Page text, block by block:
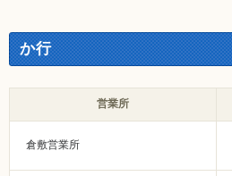
か行
営業所
倉敷営業所